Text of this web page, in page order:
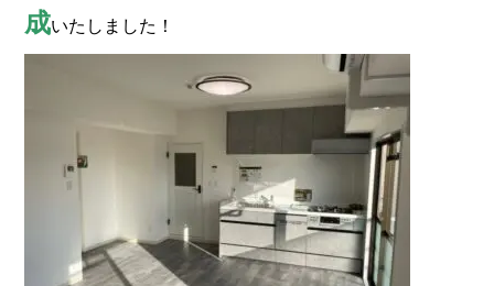
成いたしました！